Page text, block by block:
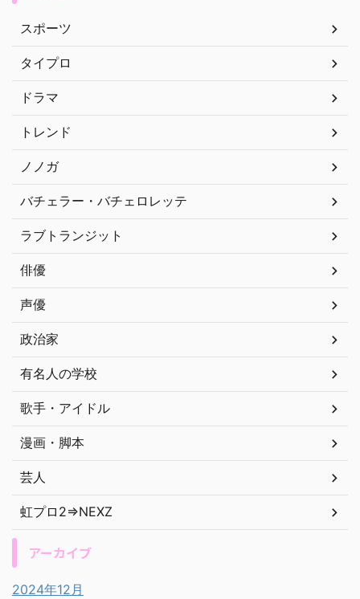
スポーツ
タイプロ
ドラマ
トレンド
ノノガ
バチェラー・バチェロレッテ
ラブトランジット
俳優
声優
政治家
有名人の学校
歌手・アイドル
漫画・脚本
芸人
虹プロ2⇒NEXZ
アーカイブ
2024年12月